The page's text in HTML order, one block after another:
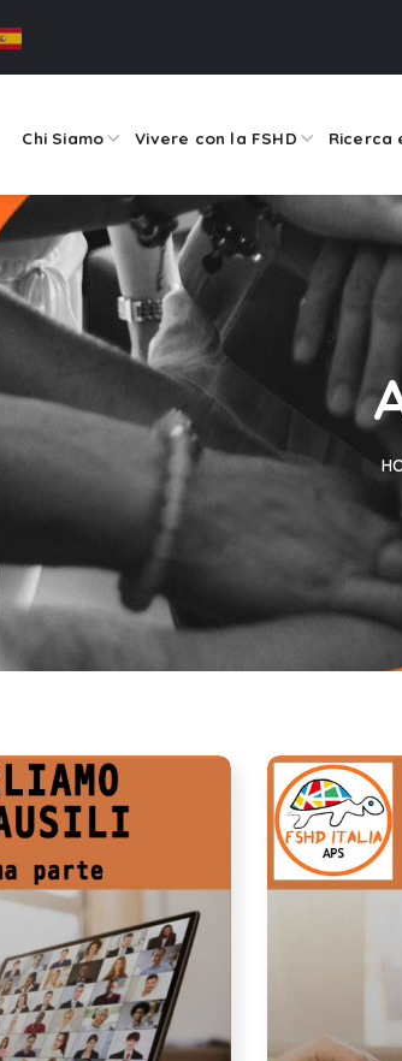
Chi Siamo Vivere con la FSHD Ricerca